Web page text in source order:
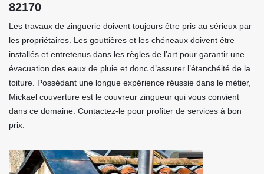
82170
Les travaux de zinguerie doivent toujours être pris au sérieux par
les propriétaires. Les gouttières et les chéneaux doivent être
installés et entretenus dans les règles de l’art pour garantir une
évacuation des eaux de pluie et donc d’assurer l’étanchéité de la
toiture. Possédant une longue expérience réussie dans le métier,
Mickael couverture est le couvreur zingueur qui vous convient
dans ce domaine. Contactez-le pour profiter de services à bon
prix.